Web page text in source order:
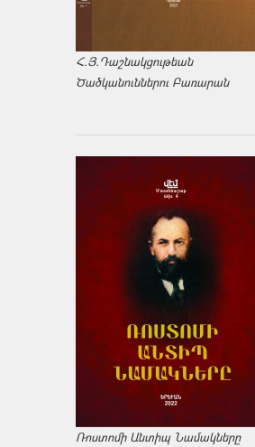
Հ.Յ.Դաշնակցութեան
Ծածկանուններու Բառարան
Ռոստոմի Անտիպ Նամակները